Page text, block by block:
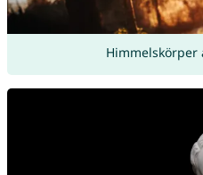
Himmelskörper